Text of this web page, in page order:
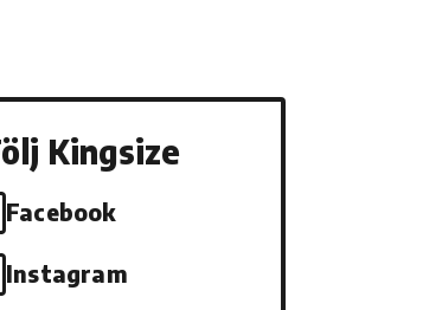
Kingsize
Facebook
Instagram